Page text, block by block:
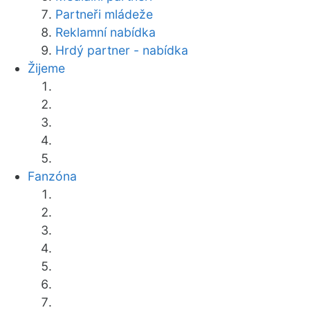
Partneři mládeže
Reklamní nabídka
Hrdý partner - nabídka
Žijeme
Fanzóna